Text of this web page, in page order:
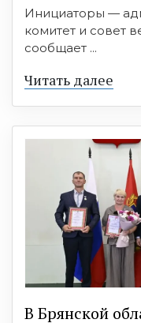
Инициаторы —
комитет и совет
сообщает ...
Читать далее
В Брянской